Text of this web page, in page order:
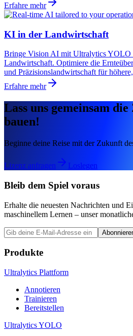
Erfahre mehr
KI in der Landwirtschaft
Bringe Vision AI mit Ultralytics YOLO
Landwirtschaft. Optimiere die
und Präzisionslandwirtschaft für
Erfahre mehr
Lass uns gemeinsam
bauen!
Beginne deine Reise mit der Zukunft
Lizenz anfragen Loslegen
Bleib dem Spiel voraus
Erhalte die neuesten Nachrichten und
maschinellem Lernen – unser
Produkte
Ultralytics Plattform
Annotieren
Trainieren
Bereitstellen
Ultralytics YOLO